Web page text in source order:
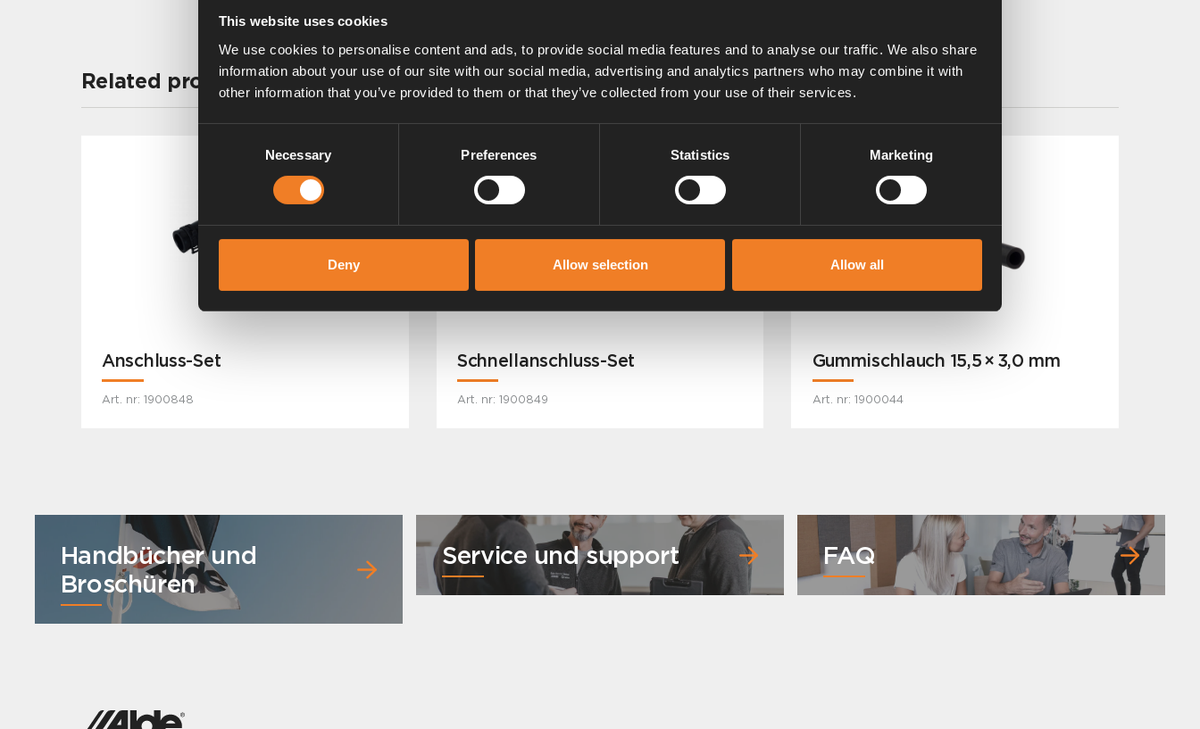
This website uses cookies
We use cookies to personalise content and ads, to provide social media features and to analyse our traffic. We also share
information about your use of our site with our social media, advertising and analytics partners who may combine it with
other information that you’ve provided to them or that they’ve collected from your use of their services.
Necessary Preferences Statistics Marketing
Deny Allow selection Allow all
Related products
Anschluss-Set
Art. nr: 1900848
Schnellanschluss-Set
Art. nr: 1900849
Gummischlauch 15,5 × 3,0 mm
Art. nr: 1900044
Handbücher und
Broschüren
Service und support FAQ